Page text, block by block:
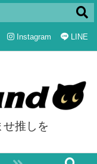
推しを
Instagram LINE